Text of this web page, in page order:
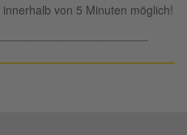
innerhalb von 5 Minuten möglich!